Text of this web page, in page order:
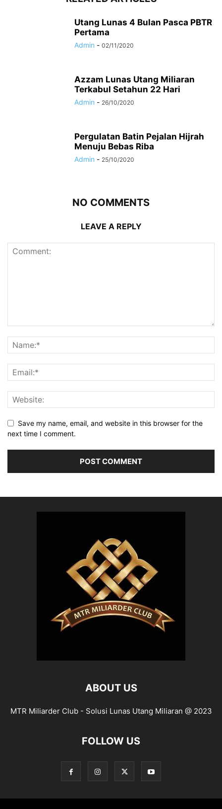
Utang Lunas 4 Bulan Pasca PBTR
Pertama
Admin - 02/11/2020
Azzam Lunas Utang Miliaran
Terkabul Setahun 22 Hari
Admin - 26/10/2020
Pergulatan Batin Pejalan Hijrah
Menuju Bebas Riba
Admin - 25/10/2020
NO COMMENTS
LEAVE A REPLY
Save my name, email, and website in this browser for the
next time I comment.
ABOUT US
MTR Miliarder Club - Solusi Lunas Utang Miliaran @ 2023
FOLLOW US